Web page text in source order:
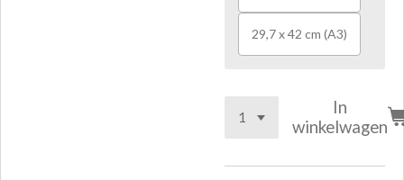
29,7 x 42 cm (A3)
In
winkelwagen